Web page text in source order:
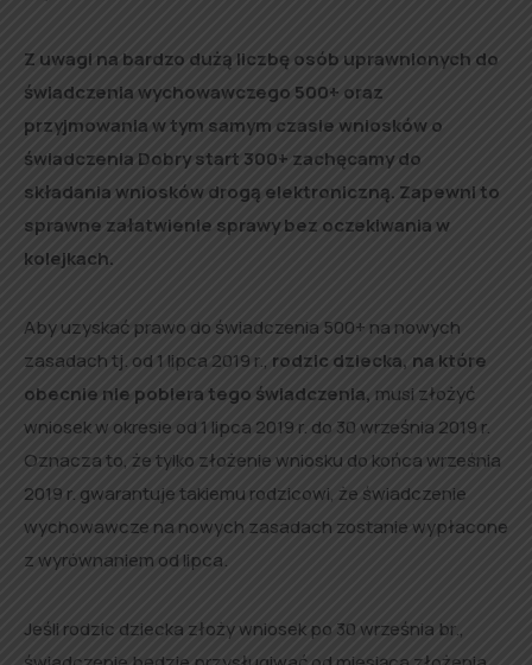
Z uwagi na bardzo dużą liczbę osób uprawnionych do
świadczenia wychowawczego 500+ oraz
przyjmowania w tym samym czasie wniosków o
świadczenia Dobry start 300+ zachęcamy do
składania wniosków drogą elektroniczną. Zapewni to
sprawne załatwienie sprawy bez oczekiwania w
kolejkach.
Aby uzyskać prawo do świadczenia 500+ na nowych
zasadach tj. od 1 lipca 2019 r., rodzic dziecka, na które
obecnie nie pobiera tego świadczenia, musi złożyć
wniosek w okresie od 1 lipca 2019 r. do 30 września 2019 r.
Oznacza to, że tylko złożenie wniosku do końca września
2019 r. gwarantuje takiemu rodzicowi, że świadczenie
wychowawcze na nowych zasadach zostanie wypłacone
z wyrównaniem od lipca.
Jeśli rodzic dziecka złoży wniosek po 30 września br.,